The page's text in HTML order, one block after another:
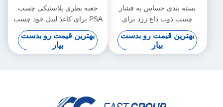
بسته بندی حساس به فشار
چسب ذوب داغ زرد برای
پوشش های پلاستیکی بافت
مرطوب
بهترین قیمت رو بدست
بیار
جعبه بطری پلاستیکی چسب
PSA برای کاغذ لیبل خود چسب
بهترین قیمت رو بدست
بیار